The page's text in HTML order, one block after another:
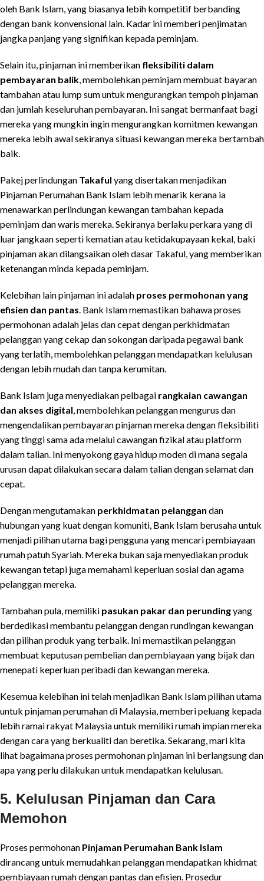
oleh Bank Islam, yang biasanya lebih kompetitif berbanding
dengan bank konvensional lain. Kadar ini memberi penjimatan
jangka panjang yang signifikan kepada peminjam.
Selain itu, pinjaman ini memberikan fleksibiliti dalam
pembayaran balik , membolehkan peminjam membuat bayaran
tambahan atau lump sum untuk mengurangkan tempoh pinjaman
dan jumlah keseluruhan pembayaran. Ini sangat bermanfaat bagi
mereka yang mungkin ingin mengurangkan komitmen kewangan
mereka lebih awal sekiranya situasi kewangan mereka bertambah
baik.
Pakej perlindungan Takaful yang disertakan menjadikan
Pinjaman Perumahan Bank Islam lebih menarik kerana ia
menawarkan perlindungan kewangan tambahan kepada
peminjam dan waris mereka. Sekiranya berlaku perkara yang di
luar jangkaan seperti kematian atau ketidakupayaan kekal, baki
pinjaman akan dilangsaikan oleh dasar Takaful, yang memberikan
ketenangan minda kepada peminjam.
Kelebihan lain pinjaman ini adalah proses permohonan yang
efisien dan pantas . Bank Islam memastikan bahawa proses
permohonan adalah jelas dan cepat dengan perkhidmatan
pelanggan yang cekap dan sokongan daripada pegawai bank
yang terlatih, membolehkan pelanggan mendapatkan kelulusan
dengan lebih mudah dan tanpa kerumitan.
Bank Islam juga menyediakan pelbagai rangkaian cawangan
dan akses digital , membolehkan pelanggan mengurus dan
mengendalikan pembayaran pinjaman mereka dengan fleksibiliti
yang tinggi sama ada melalui cawangan fizikal atau platform
dalam talian. Ini menyokong gaya hidup moden di mana segala
urusan dapat dilakukan secara dalam talian dengan selamat dan
cepat.
Dengan mengutamakan perkhidmatan pelanggan dan
hubungan yang kuat dengan komuniti, Bank Islam berusaha untuk
menjadi pilihan utama bagi pengguna yang mencari pembiayaan
rumah patuh Syariah. Mereka bukan saja menyediakan produk
kewangan tetapi juga memahami keperluan sosial dan agama
pelanggan mereka.
Tambahan pula, memiliki pasukan pakar dan perundingyang
berdedikasi membantu pelanggan dengan rundingan kewangan
dan pilihan produk yang terbaik. Ini memastikan pelanggan
membuat keputusan pembelian dan pembiayaan yang bijak dan
menepati keperluan peribadi dan kewangan mereka.
Kesemua kelebihan ini telah menjadikan Bank Islam pilihan utama
untuk pinjaman perumahan di Malaysia, memberi peluang kepada
lebih ramai rakyat Malaysia untuk memiliki rumah impian mereka
dengan cara yang berkualiti dan beretika. Sekarang, mari kita
lihat bagaimana proses permohonan pinjaman ini berlangsung dan
apa yang perlu dilakukan untuk mendapatkan kelulusan.
5. Kelulusan Pinjaman dan Cara
Memohon
Proses permohonan Pinjaman Perumahan Bank Islam
dirancang untuk memudahkan pelanggan mendapatkan khidmat
pembiayaan rumah dengan pantas dan efisien. Prosedur